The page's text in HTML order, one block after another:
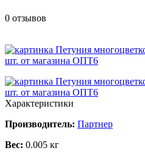
0 отзывов
Характеристики
Производитель: Партнер
Вес: 0.005 кг